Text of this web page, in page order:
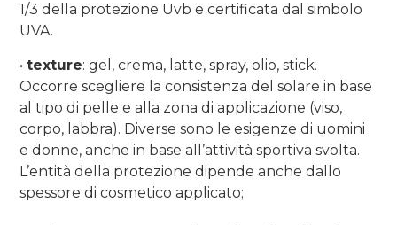
1/3 della protezione Uvb e certificata dal simbolo
UVA.
•texture: gel, crema, latte, spray, olio, stick.
Occorre scegliere la consistenza del solare in base
al tipo di pelle e alla zona di applicazione (viso,
corpo, labbra). Diverse sono le esigenze di uomini
e donne, anche in base all’attività sportiva svolta.
L’entità della protezione dipende anche dallo
spessore di cosmetico applicato;